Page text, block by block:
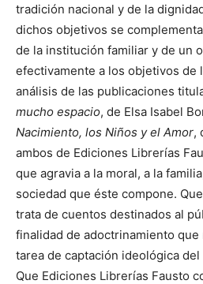
tradición nacional y de la
dichos objetivos se
de la institución familiar y de un
efectivamente a los objetivos de
análisis de las publicaciones
mucho espacio, de Elsa Isabel
Nacimiento, los Niños y el Amor,
ambos de Ediciones Librerías
que agravia a la moral, a la
sociedad que éste compone.
trata de cuentos destinados al
finalidad de adoctrinamiento
tarea de captación ideológica
Que Ediciones Librerías Fausto